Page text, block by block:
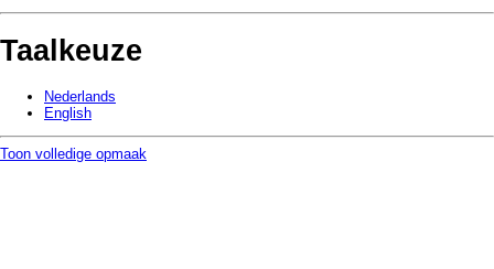
Taalkeuze
Nederlands
English
Toon volledige opmaak